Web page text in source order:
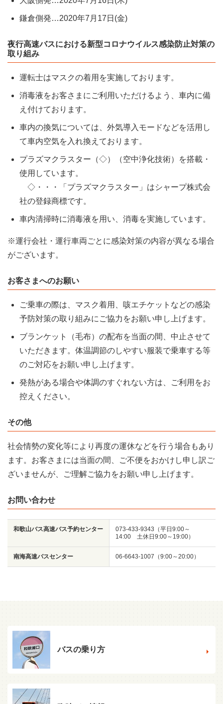
鎌倉側発…2020年7月17日(金)
夜行高速バスにおける新型コロナウイルス感染防止対策の
取り組み
運転士はマスクの着用を実施しております。
消毒液をお客さまにご利用いただけるよう、車内に備
え付けております。
車内の換気については、外気導入モードなどを活用し
て車内空気を入れ換えております。
プラズマクラスター（◇）（空中浄化技術）を搭載・
使用しています。
◇・・・「プラズマクラスター」はシャープ株式会
社の登録商標です。
車内清掃時に消毒液を用い、消毒を実施しています。
※運行会社・運行車両ごとに感染対策の内容が異なる場合
がございます。
お客さまへのお願い
ご乗車の際は、マスク着用、咳エチケットなどの感染
予防対策の取り組みにご協力をお願い申し上げます。
ブランケット（毛布）の配布を当面の間、中止させて
いただきます。体温調節のしやすい服装で乗車する等
のご対応をお願い申し上げます。
発熱がある場合や体調のすぐれない方は、ご利用をお
控えください。
その他
社会情勢の変化等により再度の運休などを行う場合もあり
ます。お客さまには当面の間、ご不便をおかけし申し訳ご
ざいませんが、ご理解ご協力をお願い申し上げます。
お問い合わせ
和歌山バス高速バス予約センター
073-433-9343（平日9:00～
14:00 土休日9:00～19:00）
南海高速バスセンター 06-6643-1007（9:00～20:00）
バスの乗り方